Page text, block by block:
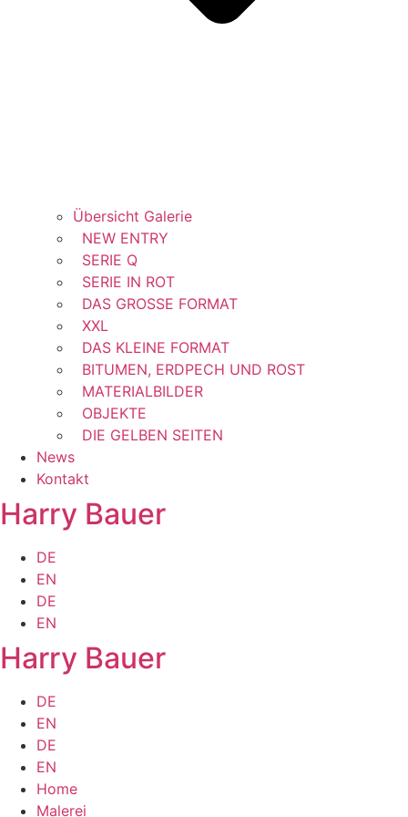
Übersicht Galerie
NEW ENTRY
SERIE Q
SERIE IN ROT
DAS GROSSE FORMAT
XXL
DAS KLEINE FORMAT
BITUMEN, ERDPECH UND ROST
MATERIALBILDER
OBJEKTE
DIE GELBEN SEITEN
News
Kontakt
Harry Bauer
DE
EN
DE
EN
Harry Bauer
DE
EN
DE
EN
Home
Malerei